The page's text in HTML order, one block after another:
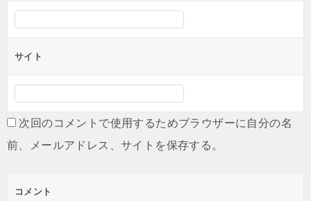
サイト
次回のコメントで使用するためブラウザーに自分の名
前、メールアドレス、サイトを保存する。
コメント